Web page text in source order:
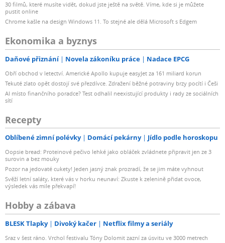
30 filmů, které musíte vidět, dokud jste ještě na světě. Víme, kde si je můžete
pustit online
Chrome kašle na design Windows 11. To stejné ale dělá Microsoft s Edgem
Ekonomika a byznys
Daňové přiznání Novela zákoníku práce Nadace EPCG
Obří obchod v letectví. Americké Apollo kupuje easyJet za 161 miliard korun
Tekuté zlato opět dostojí své přezdívce. Zdražení běžné potraviny brzy pocítí i Češi
AI místo finančního poradce? Test odhalil neexistující produkty i rady ze sociálních
sítí
Recepty
Oblíbené zimní polévky Domácí pekárny Jídlo podle horoskopu
Oopsie bread: Proteinové pečivo lehké jako obláček zvládnete připravit jen ze 3
surovin a bez mouky
Pozor na jedovaté cukety! Jeden jasný znak prozradí, že se jim máte vyhnout
Svěží letní saláty, které vás v horku neunaví: Zkuste k zelenině přidat ovoce,
výsledek vás mile překvapí!
Hobby a zábava
BLESK Tlapky Divoký kačer Netflix filmy a seriály
Sraz v šest ráno. Vrchol festivalu Tóny Dolomit zazní za úsvitu ve 3000 metrech